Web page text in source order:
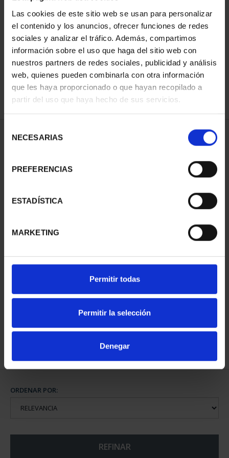
Las cookies de este sitio web se usan para personalizar
el contenido y los anuncios, ofrecer funciones de redes
sociales y analizar el tráfico. Además, compartimos
información sobre el uso que haga del sitio web con
nuestros partners de redes sociales, publicidad y análisis
web, quienes pueden combinarla con otra información
que les haya proporcionado o que hayan recopilado a
partir del uso que haya hecho de sus servicios.
NECESARIAS
PREFERENCIAS
ESTADÍSTICA
MARKETING
Permitir todas
Permitir la selección
Denegar
ORDENAR POR:
REFINAR
1 Productos encontrados
SOROLLA (2023) ONZA
PLATA
ORDENAR POR:
REFINAR